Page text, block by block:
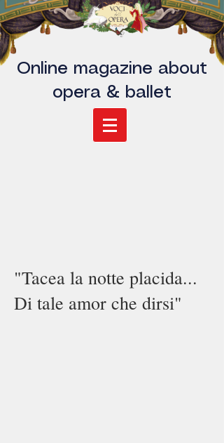
Online magazine about
opera & ballet
"Tacea la notte placida...
Di tale amor che dirsi"